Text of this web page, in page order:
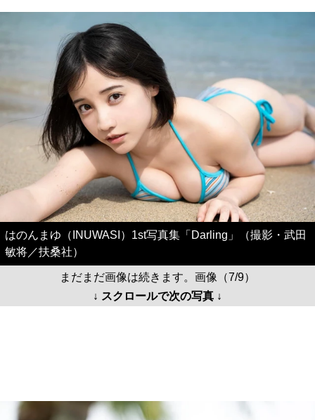
はのんまゆ（INUWASI）1st写真集「Darling」（撮影・武田
敏将／扶桑社）
まだまだ画像は続きます。画像（7/9）
↓ スクロールで次の写真 ↓